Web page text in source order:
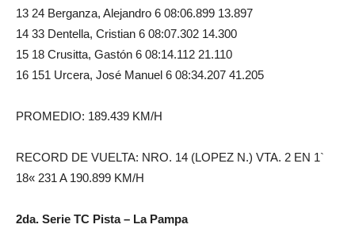
13 24 Berganza, Alejandro 6 08:06.899 13.897
14 33 Dentella, Cristian 6 08:07.302 14.300
15 18 Crusitta, Gastón 6 08:14.112 21.110
16 151 Urcera, José Manuel 6 08:34.207 41.205
PROMEDIO: 189.439 KM/H
RECORD DE VUELTA: NRO. 14 (LOPEZ N.) VTA. 2 EN 1`
18« 231 A 190.899 KM/H
2da. Serie TC Pista – La Pampa